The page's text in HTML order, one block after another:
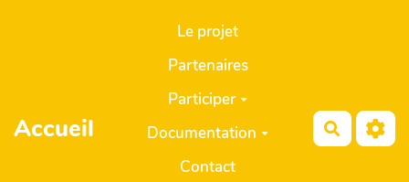
Aller au contenu principal
Accueil
Le projet
Partenaires
Participer
Documentation
Contact